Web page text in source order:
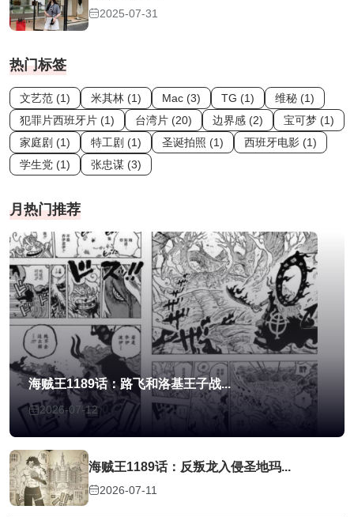
2025-07-31
热门标签
文艺范 (1) 米其林 (1) Mac (3) TG (1)
维秘 (1)
犯罪片西班牙片 (1)
台湾片 (20) 边界感 (2)
宝可梦 (1)
家庭剧 (1)
特工剧 (1) 圣诞拍照 (1)
西班牙电影 (1)
学生党 (1)
张忠谋 (3)
月热门推荐
海贼王1189话：路飞和洛基王子战...
2026-07-12
海贼王1189话：反叛龙入侵圣地玛...
2026-07-11